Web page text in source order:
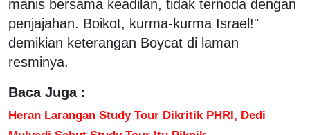
manis bersama keadilan, tidak ternoda dengan
penjajahan. Boikot, kurma-kurma Israel!"
demikian keterangan Boycat di laman
resminya.
Baca Juga :
Heran Larangan Study Tour Dikritik PHRI, Dedi